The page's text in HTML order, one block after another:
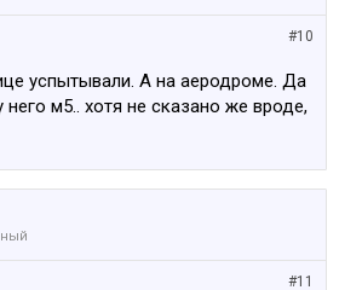
#10
успытывали. А на аеродроме. Да
него м5.. хотя не сказано же вроде,
#11